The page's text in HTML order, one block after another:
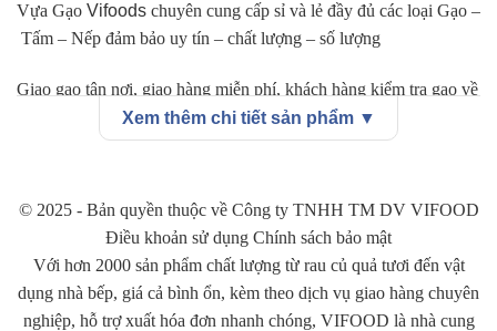
Vựa Gạo Vifoods chuyên cung cấp sỉ và lẻ đầy đủ các loại Gạo –
Tấm – Nếp đảm bảo uy tín – chất lượng – số lượng
Giao gạo tận nơi, giao hàng miễn phí, khách hàng kiểm tra gạo về
chất lượng và số lượng theo đúng yêu cầu.
Hãy đến với đại lý gạo tại tphcm để nhận được Gạo chất lượng
nhất và giá cả cạnh tranh nhất.
Xem thêm chi tiết sản phẩm ▼
© 2025 - Bản quyền thuộc về Công ty TNHH TM DV VIFOOD
Điều khoản sử dụng Chính sách bảo mật
Với hơn 2000 sản phẩm chất lượng từ rau củ quả tươi đến vật
dụng nhà bếp, giá cả bình ổn, kèm theo dịch vụ giao hàng chuyên
nghiệp, hỗ trợ xuất hóa đơn nhanh chóng, VIFOOD là nhà cung